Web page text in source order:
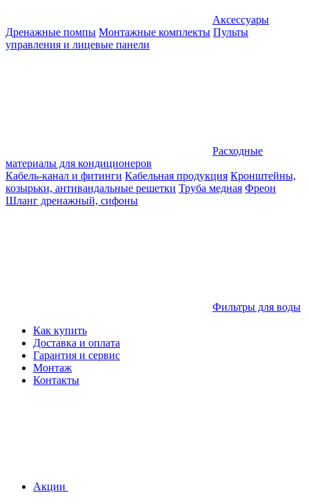
Аксессуары
Дренажные помпы Монтажные комплекты Пульты
управления и лицевые панели
Расходные
материалы для кондиционеров
Кабель-канал и фитинги Кабельная продукция Кронштейны,
козырьки, антивандальные решетки Труба медная Фреон
Шланг дренажный, сифоны
Фильтры для воды
Как купить
Доставка и оплата
Гарантия и сервис
Монтаж
Контакты
Акции